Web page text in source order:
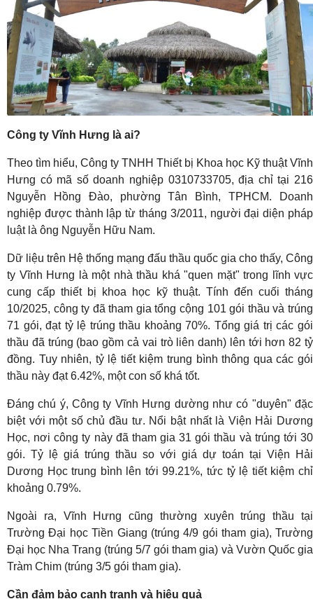
Công ty Vĩnh Hưng là ai?
Theo tìm hiểu, Công ty TNHH Thiết bị Khoa học Kỹ thuật Vĩnh
Hưng có mã số doanh nghiệp 0310733705, địa chỉ tại 216
Nguyễn Hồng Đào, phường Tân Bình, TPHCM. Doanh
nghiệp được thành lập từ tháng 3/2011, người đại diện pháp
luật là ông Nguyễn Hữu Nam.
Dữ liệu trên Hệ thống mạng đấu thầu quốc gia cho thấy, Công
ty Vĩnh Hưng là một nhà thầu khá "quen mặt" trong lĩnh vực
cung cấp thiết bị khoa học kỹ thuật. Tính đến cuối tháng
10/2025, công ty đã tham gia tổng cộng 101 gói thầu và trúng
71 gói, đạt tỷ lệ trúng thầu khoảng 70%. Tổng giá trị các gói
thầu đã trúng (bao gồm cả vai trò liên danh) lên tới hơn 82 tỷ
đồng. Tuy nhiên, tỷ lệ tiết kiệm trung bình thông qua các gói
thầu này đạt 6.42%, một con số khá tốt.
Đáng chú ý, Công ty Vĩnh Hưng dường như có "duyên" đặc
biệt với một số chủ đầu tư. Nổi bật nhất là Viện Hải Dương
Học, nơi công ty này đã tham gia 31 gói thầu và trúng tới 30
gói. Tỷ lệ giá trúng thầu so với giá dự toán tại Viện Hải
Dương Học trung bình lên tới 99.21%, tức tỷ lệ tiết kiệm chỉ
khoảng 0.79%.
Ngoài ra, Vĩnh Hưng cũng thường xuyên trúng thầu tại
Trường Đại học Tiền Giang (trúng 4/9 gói tham gia), Trường
Đại học Nha Trang (trúng 5/7 gói tham gia) và Vườn Quốc gia
Tràm Chim (trúng 3/5 gói tham gia).
Cần đảm bảo cạnh tranh và hiệu quả